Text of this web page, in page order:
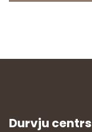
Durvju centrs